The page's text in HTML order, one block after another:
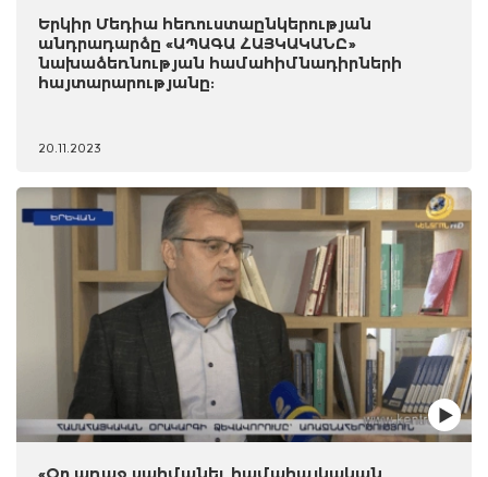
Երկիր Մեդիա հեռուստաընկերության
անդրադարձը «ԱՊԱԳԱ ՀԱՅԿԱԿԱՆԸ»
նախաձեռնության համահիմնադիրների
հայտարարությանը:
20.11.2023
«Օր առաջ սահմանել համահայկական